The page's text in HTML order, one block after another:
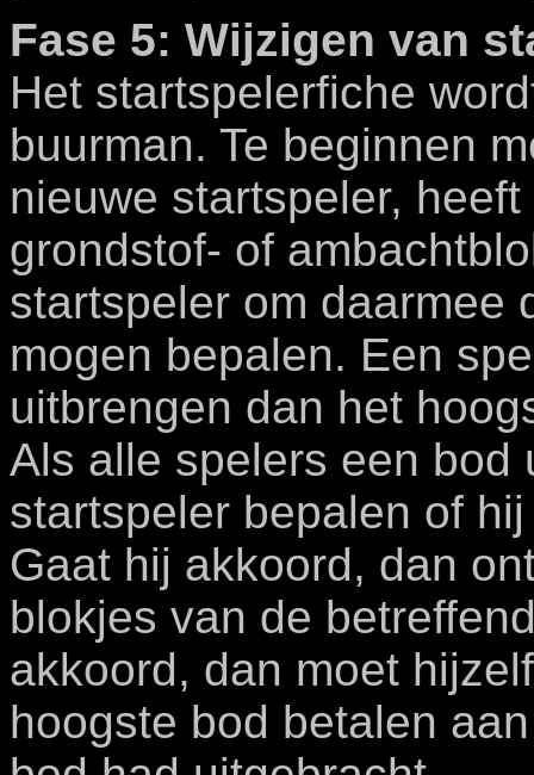
Fase 5: Wijzigen van
Het startspelerfiche
buurman. Te beginnen
nieuwe startspeler,
grondstof- of
startspeler om daarmee
mogen bepalen. Een
uitbrengen dan het
Als alle spelers een bod
startspeler bepalen of
Gaat hij akkoord, dan
blokjes van de
akkoord, dan moet
hoogste bod betalen